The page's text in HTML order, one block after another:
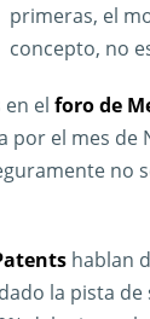
primeras, el
concepto, no
el foro de
por el mes
no
hablan
la pista